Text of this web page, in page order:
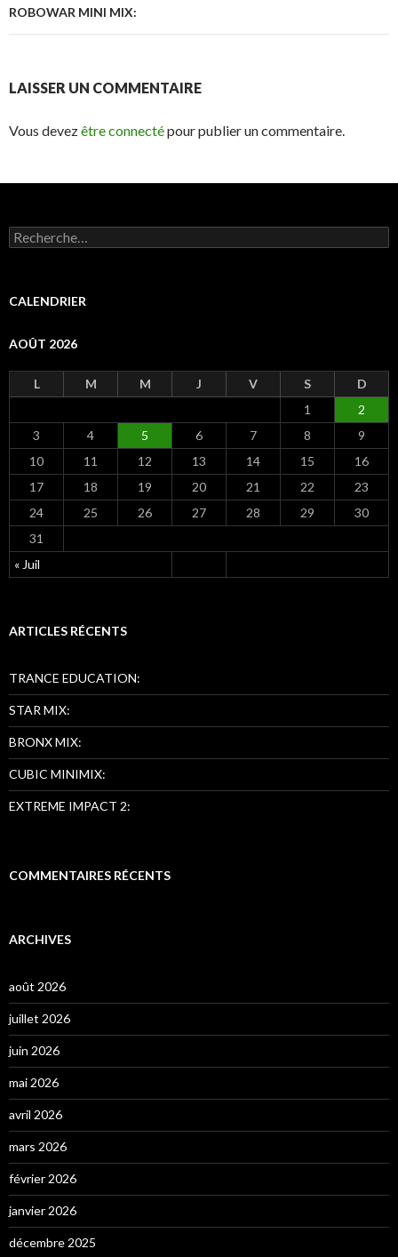
articles
ROBOWAR MINI MIX:
LAISSER UN COMMENTAIRE
Vous devezêtre connectépour publier un commentaire.
R
e
e
h
CALENDRIER
AOÛT 2026
L M M J V S D
« Juil
1
2
3
4 5 6 7 8
9
10
11 12 13 14 15
16
17
18 19 20 21 22
23
24
25 26 27 28 29
30
31
ARTICLES RÉCENTS
TRANCE EDUCATION:
STAR MIX:
BRONX MIX:
CUBIC MINIMIX:
EXTREME IMPACT 2:
COMMENTAIRES RÉCENTS
ARCHIVES
août 2026
juillet 2026
juin 2026
mai 2026
avril 2026
mars 2026
février 2026
janvier 2026
décembre 2025